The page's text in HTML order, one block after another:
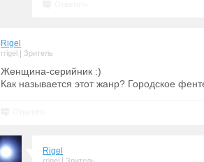
Rigel
rrigel Зритель
Женщина-серийник :)
Как называется этот жанр? Городское
Rigel